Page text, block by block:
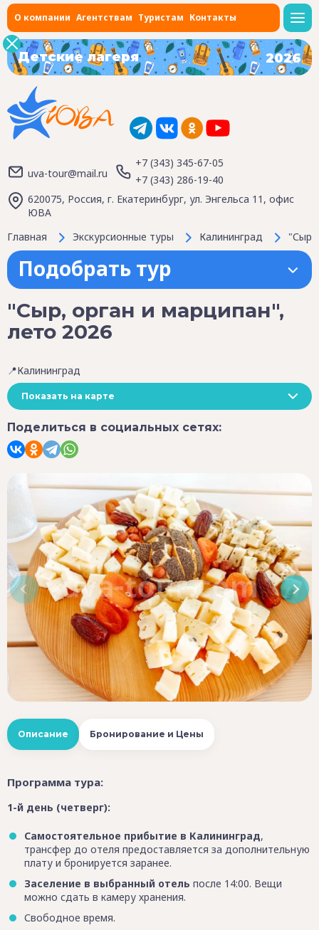
О компании Агентствам Туристам Контакты
Детские лагеря 2026
uva-tour@mail.ru
+7 (343) 345-67-05
+7 (343) 286-19-40
620075, Россия, г. Екатеринбург, ул. Энгельса 11, офис
ЮВА
Главная
Экскурсионные туры Калининград "Сыр,
Подобрать тур
"Сыр, орган и марципан",
лето 2026
📍Калининград
Показать на карте
Поделиться в социальных сетях:
Описание Бронирование и Цены
Программа тура:
1-й день (четверг):
Самостоятельное прибытие в Калининград,
трансфер до отеля предоставляется за дополнительную
плату и бронируется заранее.
Заселение в выбранный отель после 14:00. Вещи
можно сдать в камеру хранения.
Свободное время.